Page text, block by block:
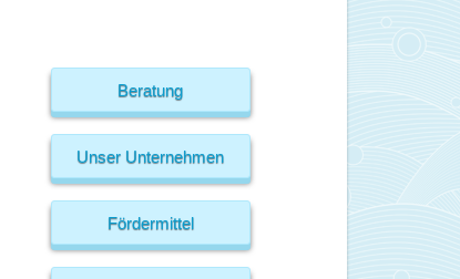
Beratung
Unser Unternehmen
Fördermittel